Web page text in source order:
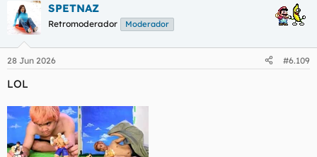
SPETNAZ
Retromoderador Moderador
28 Jun 2026 #6.109
LOL